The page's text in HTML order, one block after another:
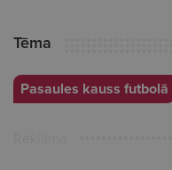
Tēma
Pasaules kauss futbolā